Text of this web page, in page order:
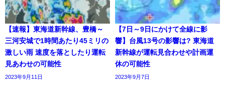
【速報】東海道新幹線、豊橋～
三河安城で1時間あたり45ミリの
激しい雨 速度を落としたり運転
見あわせの可能性
2023年9月11日
【7日～9日にかけて全線に影
響】台風13号の影響は? 東海道
新幹線が運転見合わせや計画運
休の可能性
2023年9月7日